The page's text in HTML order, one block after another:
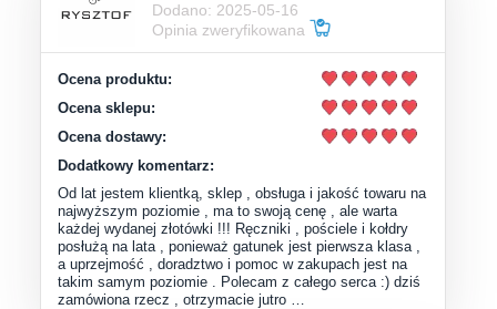
Dodano: 2025-05-16
Opinia zweryfikowana
Ocena produktu:
Ocena sklepu:
Ocena dostawy:
Dodatkowy komentarz:
Od lat jestem klientką, sklep , obsługa i jakość towaru na
najwyższym poziomie , ma to swoją cenę , ale warta
każdej wydanej złotówki !!! Ręczniki , pościele i kołdry
posłużą na lata , ponieważ gatunek jest pierwsza klasa ,
a uprzejmość , doradztwo i pomoc w zakupach jest na
takim samym poziomie . Polecam z całego serca :) dziś
zamówiona rzecz , otrzymacie jutro …